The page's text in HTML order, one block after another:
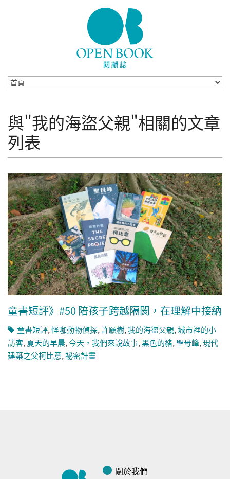
與"我的海盜父親"相關的文章
列表
童書短評》#50 陪孩子跨越隔閡，在理解中接納
童書短評,怪咖動物偵探,許願樹,我的海盜父親,城市裡的小
訪客,夏天的早晨,今天，我們來說故事,黑色的豬,聖母峰,現代
建築之父柯比意,祕密計畫
關於我們